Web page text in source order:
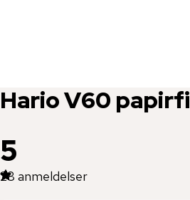
HarioV60
5
28 anmeldelser